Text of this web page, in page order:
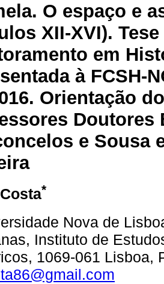
O espaço e
XII-XVI). Tese
em
à FCSH-
Orientação
Doutores
e Sousa
*
Nova de
Instituto de
1069-061 Lisboa,